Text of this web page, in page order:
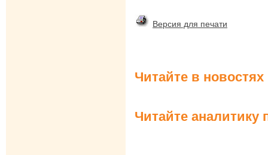
Версия для печати
Читайте в
Читайте аналитику